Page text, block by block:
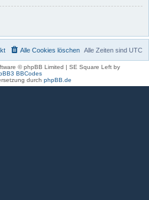
Alle Zeiten sind UTC
Alle Cookies löschen
© phpBB Limited | SE Square Left by
BBCodes
durch phpBB.de